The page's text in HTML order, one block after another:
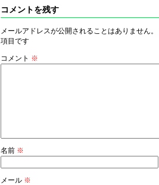
コメントを残す
メールアドレスが公開されることはありません。
項目です
コメント ※
名前 ※
メール ※